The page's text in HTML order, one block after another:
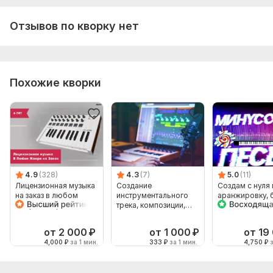
Отзывов по кворку нет
Похожие кворки
4.9 (328)
Лицензионная музыка
на заказ в любом
жанре и обработка
от 2 000 ₽
4,000 ₽ за 1 мин.
4.3 (7)
Создание
инструментального
трека, композиции,
от 1 000 ₽
333 ₽ за 1 мин.
5.0 (11)
Создам с нуля
аранжировку,
большинства
от
4,750 ₽